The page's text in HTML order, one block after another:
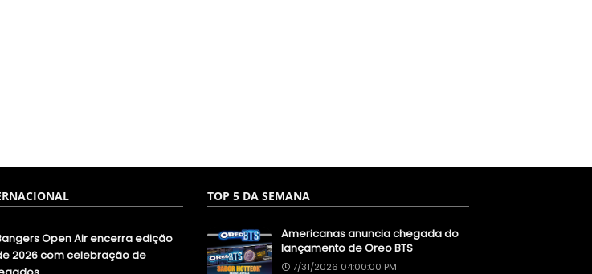
Open Air encerra edição
2026 com celebração de
TOP 5 DA SEMANA
Americanas anuncia chegada do
lançamento de Oreo BTS
7/31/2026 04:00:00 PM